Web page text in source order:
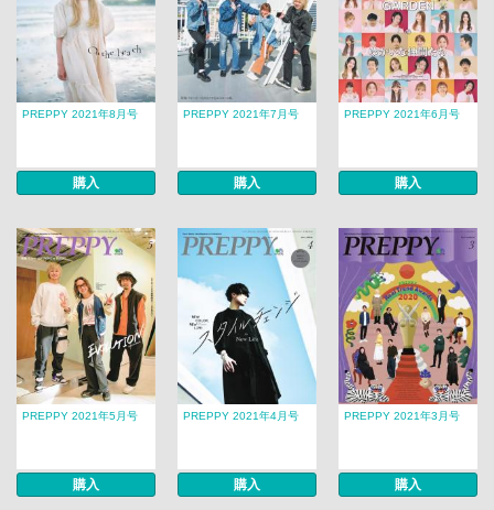
PREPPY 2021年8月号
購入
PREPPY 2021年7月号
購入
PREPPY 2021年6月号
購入
PREPPY 2021年5月号
購入
PREPPY 2021年4月号
購入
PREPPY 2021年3月号
購入